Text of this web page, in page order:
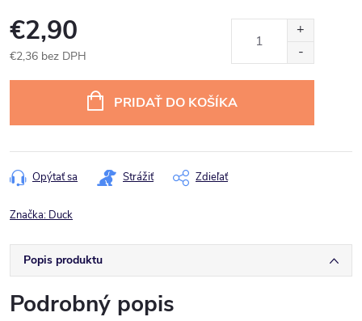
€2,90
€2,36 bez DPH
PRIDAŤ DO KOŠÍKA
Opýtať sa Strážiť Zdieľať
Značka: Duck
Popis produktu
Podrobný popis